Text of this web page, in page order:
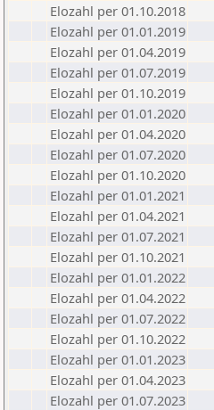
Elozahl per 01.10.2018
Elozahl per 01.01.2019
Elozahl per 01.04.2019
Elozahl per 01.07.2019
Elozahl per 01.10.2019
Elozahl per 01.01.2020
Elozahl per 01.04.2020
Elozahl per 01.07.2020
Elozahl per 01.10.2020
Elozahl per 01.01.2021
Elozahl per 01.04.2021
Elozahl per 01.07.2021
Elozahl per 01.10.2021
Elozahl per 01.01.2022
Elozahl per 01.04.2022
Elozahl per 01.07.2022
Elozahl per 01.10.2022
Elozahl per 01.01.2023
Elozahl per 01.04.2023
Elozahl per 01.07.2023